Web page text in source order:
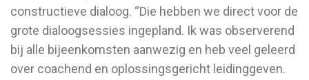
constructieve dialoog. “Die hebben we direct voor de
grote dialoogsessies ingepland. Ik was observerend
bij alle bijeenkomsten aanwezig en heb veel geleerd
over coachend en oplossingsgericht leidinggeven.